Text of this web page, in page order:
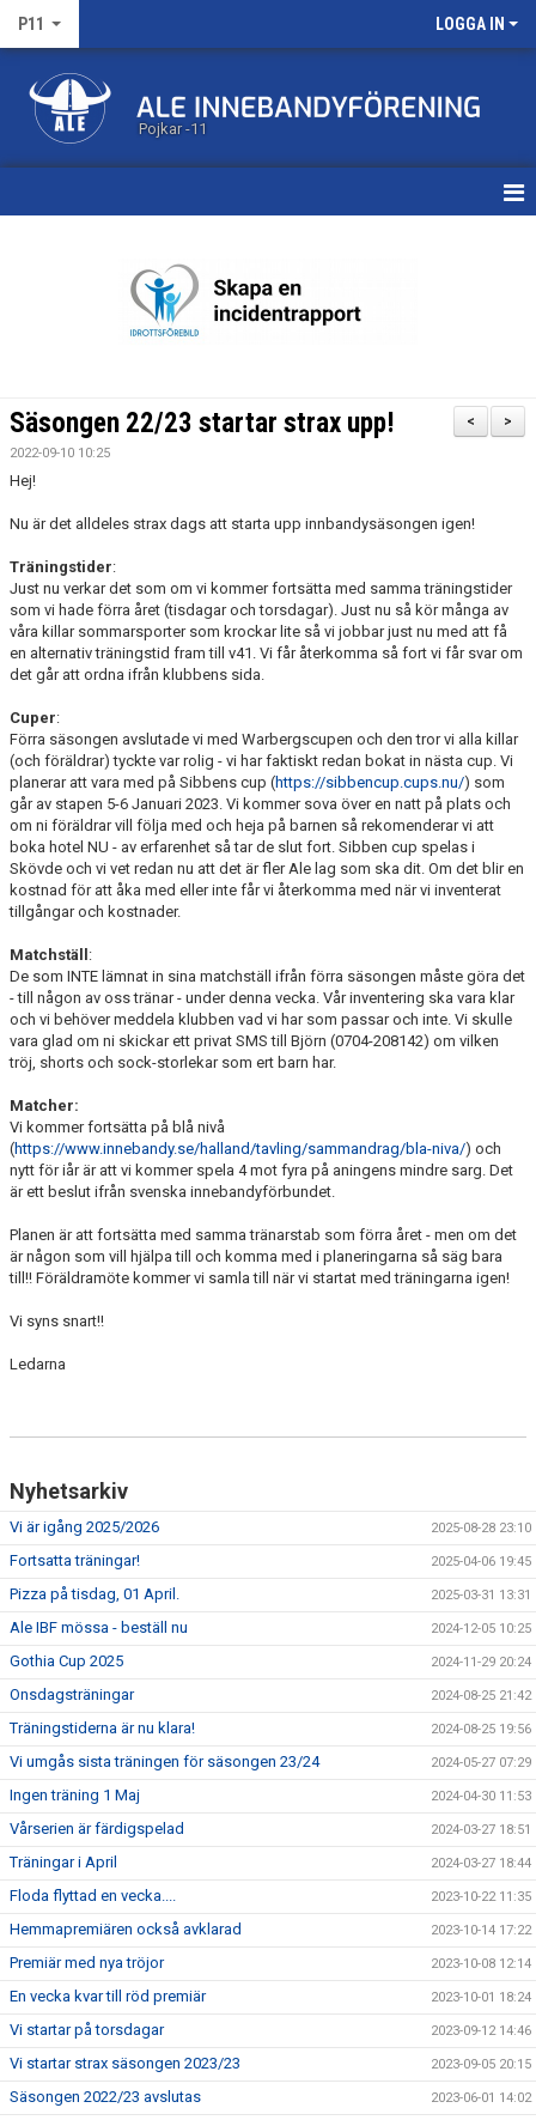
P11 LOGGA IN
Pojkar -11
BILDGALLERI
>
<
Säsongen 22/23 startar strax upp!
2022-09-10 10:25
Hej!
Nu är det alldeles strax dags att starta upp innbandysäsongen igen!
Träningstider:
Just nu verkar det som om vi kommer fortsätta med samma träningstider
som vi hade förra året (tisdagar och torsdagar). Just nu så kör många av
våra killar sommarsporter som krockar lite så vi jobbar just nu med att få
en alternativ träningstid fram till v41. Vi får återkomma så fort vi får svar om
det går att ordna ifrån klubbens sida.
Cuper:
Förra säsongen avslutade vi med Warbergscupen och den tror vi alla killar
(och föräldrar) tyckte var rolig - vi har faktiskt redan bokat in nästa cup. Vi
planerar att vara med på Sibbens cup (https://sibbencup.cups.nu/) som
går av stapen 5-6 Januari 2023. Vi kommer sova över en natt på plats och
om ni föräldrar vill följa med och heja på barnen så rekomenderar vi att
boka hotel NU - av erfarenhet så tar de slut fort. Sibben cup spelas i
Skövde och vi vet redan nu att det är fler Ale lag som ska dit. Om det blir en
kostnad för att åka med eller inte får vi återkomma med när vi inventerat
tillgångar och kostnader.
Matchställ :
De som INTE lämnat in sina matchställ ifrån förra säsongen måste göra det
- till någon av oss tränar - under denna vecka. Vår inventering ska vara klar
och vi behöver meddela klubben vad vi har som passar och inte. Vi skulle
vara glad om ni skickar ett privat SMS till Björn (0704-208142) om vilken
tröj, shorts och sock-storlekar som ert barn har.
Matcher:
Vi kommer fortsätta på blå nivå
(https://www.innebandy.se/halland/tavling/sammandrag/bla-niva/) och
nytt för iår är att vi kommer spela 4 mot fyra på aningens mindre sarg. Det
är ett beslut ifrån svenska innebandyförbundet.
Planen är att fortsätta med samma tränarstab som förra året - men om det
är någon som vill hjälpa till och komma med i planeringarna så säg bara
till!! Föräldramöte kommer vi samla till när vi startat med träningarna igen!
Vi syns snart!!
Ledarna
Nyhetsarkiv
Vi är igång 2025/2026 2025-08-28 23:10
Fortsatta träningar! 2025-04-06 19:45
Pizza på tisdag, 01 April. 2025-03-31 13:31
Ale IBF mössa - beställ nu 2024-12-05 10:25
Gothia Cup 2025 2024-11-29 20:24
Onsdagsträningar 2024-08-25 21:42
Träningstiderna är nu klara! 2024-08-25 19:56
Vi umgås sista träningen för säsongen 23/24 2024-05-27 07:29
Ingen träning 1 Maj 2024-04-30 11:53
Vårserien är färdigspelad 2024-03-27 18:51
Träningar i April 2024-03-27 18:44
Floda flyttad en vecka.... 2023-10-22 11:35
Hemmapremiären också avklarad 2023-10-14 17:22
Premiär med nya tröjor 2023-10-08 12:14
En vecka kvar till röd premiär 2023-10-01 18:24
Vi startar på torsdagar 2023-09-12 14:46
Vi startar strax säsongen 2023/23 2023-09-05 20:15
Säsongen 2022/23 avslutas 2023-06-01 14:02